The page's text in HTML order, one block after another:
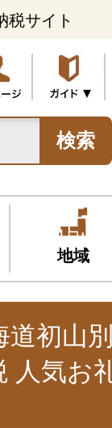
税サイト
検索
地域
道初山
人気お